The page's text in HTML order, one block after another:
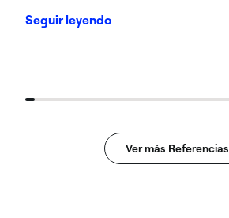
Seguir leyendo
Ver más Referencias